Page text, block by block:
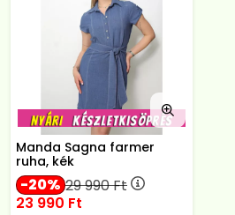
Manda Sagna farmer
ruha, kék
20 29 990Ft
23 990 Ft